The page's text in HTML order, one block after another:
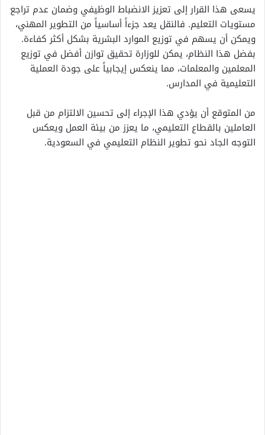
يسعى هذا القرار إلى تعزيز الانضباط الوظيفي وضمان عدم تراجع
مستويات التعليم. فالنقل يعد جزءاً أساسياً من التطوير المهني،
ويمكن أن يسهم في توزيع الموارد البشرية بشكل أكثر كفاءة.
بفضل هذا النظام، يمكن للوزارة تحقيق توازن أفضل في توزيع
المعلمين والمعلمات، مما ينعكس إيجابياً على جودة العملية
التعليمية في المدارس.
من المتوقع أن يؤدي هذا الإجراء إلى تحسين الالتزام من قبل
العاملين بالقطاع التعليمي، ما يعزز من بيئة العمل ويعكس
التوجه الجاد نحو تطوير النظام التعليمي في السعودية.